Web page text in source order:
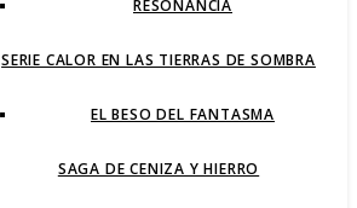
RESONANCIA
SERIE CALOR EN LAS TIERRAS DE SOMBRA
EL BESO DEL FANTASMA
SAGA DE CENIZA Y HIERRO